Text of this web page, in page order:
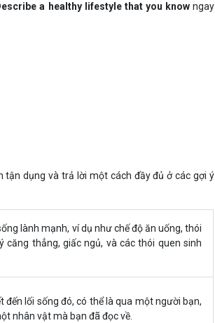
a healthy lifestyle that you knowngay
dụng và trả lời một cách đầy đủ ở các gợi ý
lành mạnh, ví dụ như chế độ ăn uống, thói
căng thẳng, giấc ngủ, và các thói quen sinh
lối sống đó, có thể là qua một người bạn,
nhân vật mà bạn đã đọc về.